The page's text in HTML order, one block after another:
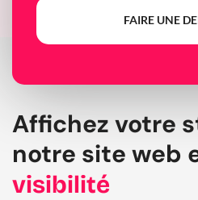
FAIRE UNE
Affichez votre
notre site web
visibilité